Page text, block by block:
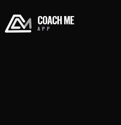
COACH ME
APP